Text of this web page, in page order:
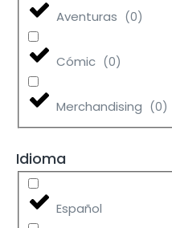
Aventuras (0)
Cómic (0)
Merchandising (0)
Idioma
Español